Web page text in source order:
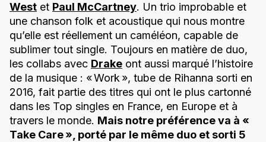
West et Paul McCartney. Un trio improbable et
une chanson folk et acoustique qui nous montre
qu’elle est réellement un caméléon, capable de
sublimer tout single. Toujours en matière de duo,
les collabs avec Drake ont aussi marqué l’histoire
de la musique : « Work », tube de Rihanna sorti en
2016, fait partie des titres qui ont le plus cartonné
dans les Top singles en France, en Europe et à
travers le monde. Mais notre préférence va à «
Take Care », porté par le même duo et sorti 5